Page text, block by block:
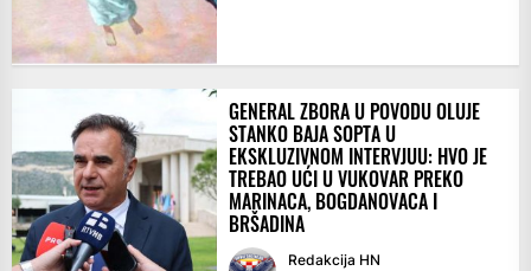
GENERAL ZBORA U POVODU OLUJE
STANKO BAJA SOPTA U
EKSKLUZIVNOM INTERVJUU: HVO JE
TREBAO UĆI U VUKOVAR PREKO
MARINACA, BOGDANOVACA I
BRŠADINA
Redakcija HN